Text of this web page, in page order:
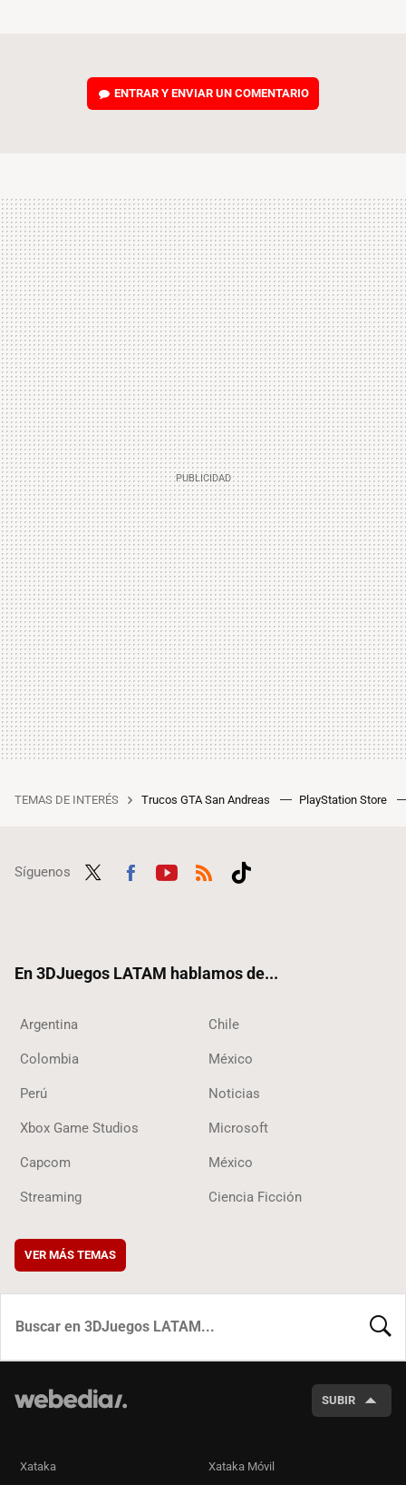
ENTRAR Y ENVIAR UN COMENTARIO
TEMAS DE INTERÉS Trucos GTA San Andreas PlayStation Store
Síguenos
En 3DJuegos LATAM hablamos de...
Argentina Chile
Colombia México
Perú Noticias
Xbox Game Studios Microsoft
Capcom México
Streaming Ciencia Ficción
VER MÁS TEMAS
SUBIR
Xataka Xataka Móvil